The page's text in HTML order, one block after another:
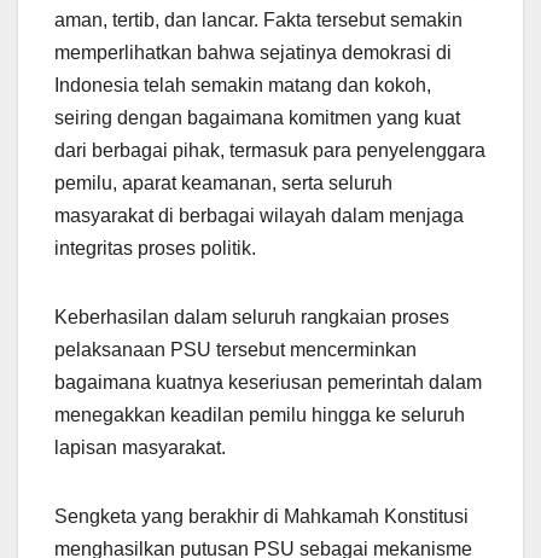
aman, tertib, dan lancar. Fakta tersebut semakin
memperlihatkan bahwa sejatinya demokrasi di
Indonesia telah semakin matang dan kokoh,
seiring dengan bagaimana komitmen yang kuat
dari berbagai pihak, termasuk para penyelenggara
pemilu, aparat keamanan, serta seluruh
masyarakat di berbagai wilayah dalam menjaga
integritas proses politik.
Keberhasilan dalam seluruh rangkaian proses
pelaksanaan PSU tersebut mencerminkan
bagaimana kuatnya keseriusan pemerintah dalam
menegakkan keadilan pemilu hingga ke seluruh
lapisan masyarakat.
Sengketa yang berakhir di Mahkamah Konstitusi
menghasilkan putusan PSU sebagai mekanisme